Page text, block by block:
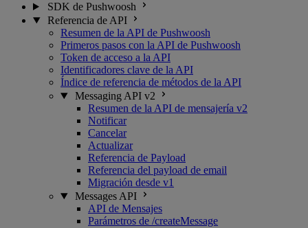
SDK de Pushwoosh
Referencia de API
Resumen de la API de Pushwoosh
Primeros pasos con la API de Pushwoosh
Token de acceso a la API
Identificadores clave de la API
Índice de referencia de métodos de la API
Messaging API v2
Resumen de la API de mensajería v2
Notificar
Cancelar
Actualizar
Referencia de Payload
Referencia del payload de email
Migración desde v1
Messages API
API de Mensajes
Parámetros de /createMessage